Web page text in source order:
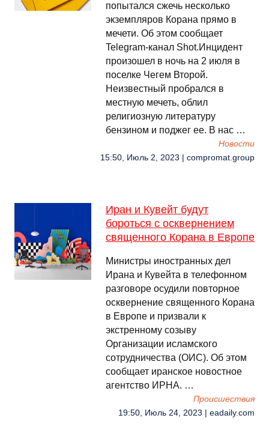
попытался сжечь несколько
экземпляров Корана прямо в
мечети. Об этом сообщает
Telegram-канал Shot.Инцидент
произошел в ночь на 2 июля в
поселке Чегем Второй.
Неизвестный пробрался в
местную мечеть, облил
религиозную литературу
бензином и поджег ее. В нас …
Новости
15:50, Июль 2, 2023 | compromat.group
Иран и Кувейт будут
бороться с осквернением
священного Корана в Европе
Министры иностранных дел
Ирана и Кувейта в телефонном
разговоре осудили повторное
осквернение священного Корана
в Европе и призвали к
экстренному созыву
Организации исламского
сотрудничества (ОИС). Об этом
сообщает иранское новостное
агентство ИРНА. …
Происшествия
19:50, Июль 24, 2023 | eadaily.com